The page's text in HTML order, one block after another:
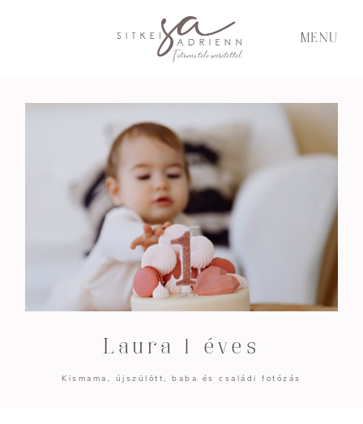
MENU
Laura 1 éves
Kismama, újszülött, baba és családi fotózás